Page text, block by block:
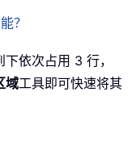
？
依次占用 3 行，
域工具即可快速将其